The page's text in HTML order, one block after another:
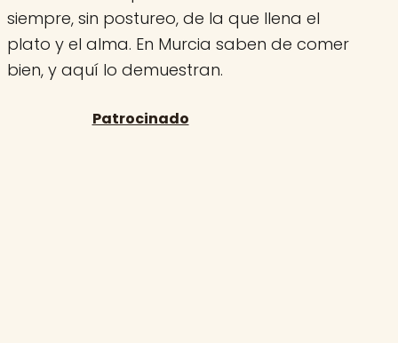
siempre, sin postureo, de la que llena el
plato y el alma. En Murcia saben de comer
bien, y aquí lo demuestran.